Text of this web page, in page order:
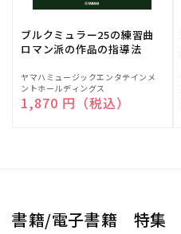
ブルクミュラー25の練習曲
ロマン派の作品の指導法
販
売
元:
ヤマハミュージックエンタテインメ
ントホールディングス
通常価格
1,870 円（税込）
書籍/電子書籍 特集